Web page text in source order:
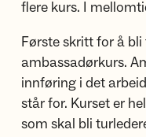
flere kurs. I
Første skritt for å
ambassadørkurs.
innføring i det
står for. Kurset er
som skal bli